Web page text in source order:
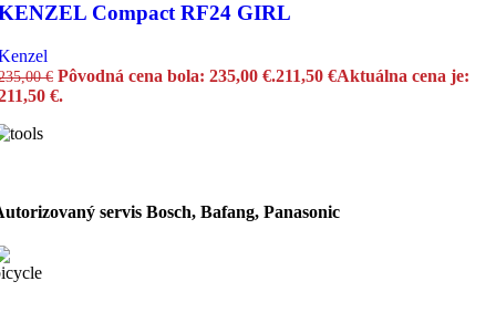
Compact RF24 GIRL
€ Pôvodná cena bola: 235,00 €.211,50 €Aktuálna cena je:
€.
servis Bosch, Bafang, Panasonic